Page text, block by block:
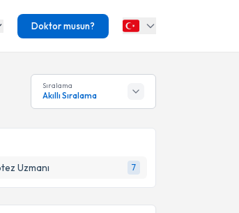
Doktor musun?
Sıralama
Akıllı Sıralama
Uzmanı 7